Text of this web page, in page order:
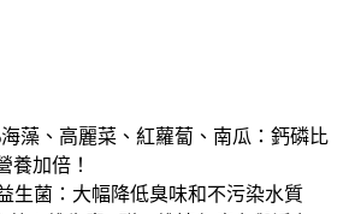
海藻、高麗菜、紅蘿蔔、南瓜：鈣磷比
養加倍！
生菌：大幅降低臭味和不污染水質